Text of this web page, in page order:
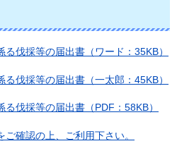
る伐採等の届出書（ワード：35KB）
る伐採等の届出書（一太郎：45KB）
る伐採等の届出書（PDF：58KB）
ご確認の上、ご利用下さい。